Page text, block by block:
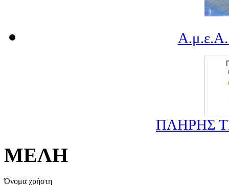
Α.μ.ε.Α.
ΠΛΗΡΗΣ
ΜΕΛΗ
Όνομα χρήστη